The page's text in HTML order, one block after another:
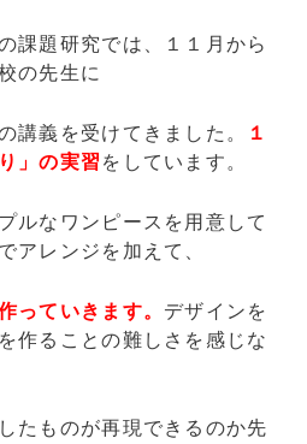
課題研究では、１１月から
の先生に
講義を受けてきました。
１
」の実習 をしています。
ルなワンピースを用意して
アレンジを加えて、
っていきます。 デザインを
作ることの難しさを感じな
たものが再現できるのか先